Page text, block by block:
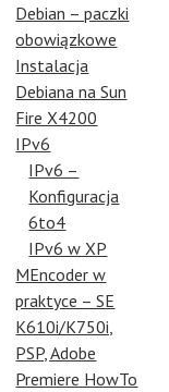
Debian – paczki
obowiązkowe
Instalacja
Debiana na Sun
Fire X4200
IPv6
IPv6 –
Konfiguracja
6to4
IPv6 w XP
MEncoder w
praktyce – SE
K610i/K750i,
PSP, Adobe
Premiere HowTo